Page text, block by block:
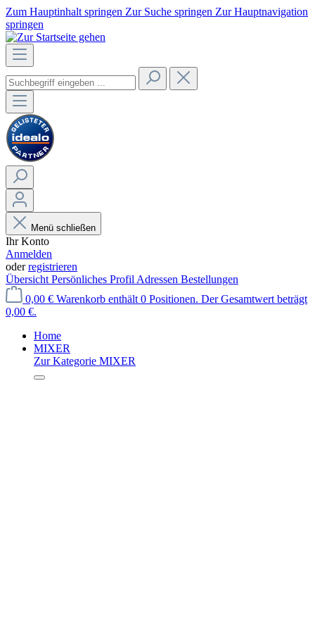
Zum Hauptinhalt springen Zur Suche springen Zur Hauptnavigation
springen
Menü schließen
Ihr Konto
Anmelden
oderregistrieren
Übersicht Persönliches Profil Adressen Bestellungen
0,00 € Warenkorb enthält 0 Positionen. Der Gesamtwert beträgt
0,00 €.
Home
MIXER
Zur Kategorie MIXER